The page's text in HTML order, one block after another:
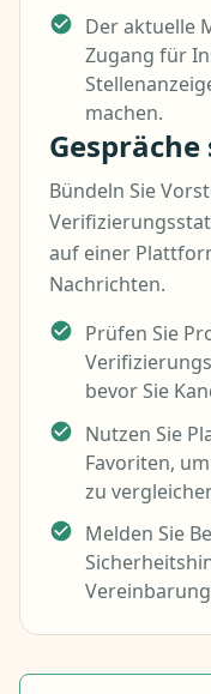
Der aktuelle
Zugang für
machen.
Bündeln Sie
auf einer
Nachrichten.
Prüfen Sie
bevor Sie
Nutzen Sie
Favoriten,
zu
Melden Sie